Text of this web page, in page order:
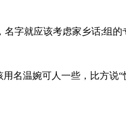
字就应该考虑家乡话;组
名温婉可人一些，比方